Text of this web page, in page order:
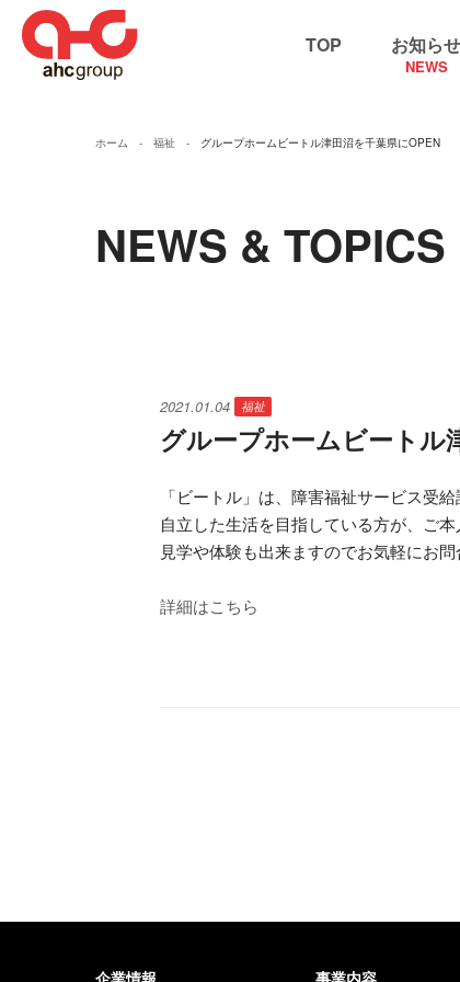
TOP お知らせ
NEWS
ホーム 福祉 グループホームビートル津田沼を千葉県にOPEN
NEWS & TOPICS
2021.01.04 福祉
グループホームビートル
「ビートル」は、障害福祉サービス受
自立した生活を目指している方が、ご
見学や体験も出来ますのでお気軽にお問
詳細はこちら
企業情報 事業内容